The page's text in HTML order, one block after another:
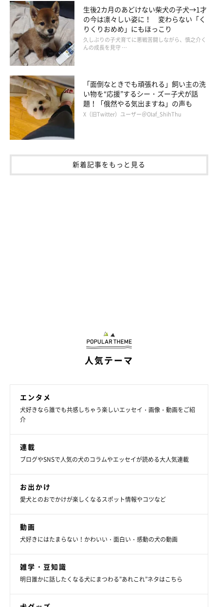
人なつっこい性格のレオくん（推定11才）。持病があるため、なかなか譲
生後2カ月のあどけない柴犬の子犬→1才
の今は凛々しい姿に！ 変わらない「く
りくりおめめ」にもほっこり
久しぶりの子犬育てに悪戦苦闘しながら、慎之介く
んの成長を見守 …
「面倒なときでも頑張れる」飼い主の洗
い物を“応援”するシー・ズー子犬が話
題！「俄然やる気出ますね」の声も
X（旧Twitter）ユーザー＠Olaf_ShihThu
新着記事をもっと見る
人気テーマ
エンタメ
犬好きなら誰でも共感しちゃう楽しいエッセイ・画像・動画をご紹
介
連載
ブログやSNSで人気の犬のコラムやエッセイが読める大人気連載
お出かけ
愛犬とのおでかけが楽しくなるスポット情報やコツなど
動画
犬好きにはたまらない！かわいい・面白い・感動の犬の動画
雑学・豆知識
明日誰かに話したくなる犬にまつわる”あれこれ”ネタはこちら